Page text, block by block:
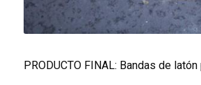
PRODUCTO FINAL: Bandas de